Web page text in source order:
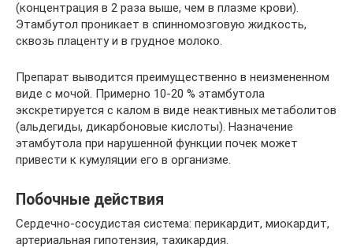
(концентрация в 2 раза выше, чем в плазме крови).
Этамбутол проникает в спинномозговую жидкость,
сквозь плаценту и в грудное молоко.
Препарат выводится преимущественно в неизмененном
виде с мочой. Примерно 10-20 % этамбутола
экскретируется с калом в виде неактивных метаболитов
(альдегиды, дикарбоновые кислоты). Назначение
этамбутола при нарушенной функции почек может
привести к кумуляции его в организме.
Побочные действия
Cердечно-сосудистая система: перикардит, миокардит,
артериальная гипотензия, тахикардия.